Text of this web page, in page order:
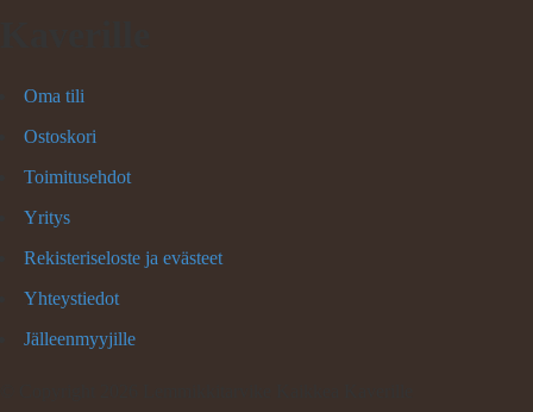
Oma tili
Ostoskori
Toimitusehdot
Yritys
Rekisteriseloste ja evästeet
Yhteystiedot
Jälleenmyyjille